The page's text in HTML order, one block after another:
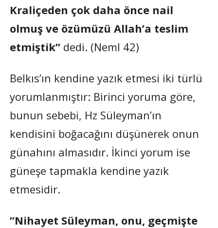
Kraliçeden çok daha önce nail
olmuş ve özümüzü Allah’a teslim
etmiştik” dedi. (Neml 42)
Belkıs’ın kendine yazık etmesi iki türlü
yorumlanmıştır: Birinci yoruma göre,
bunun sebebi, Hz Süleyman’ın
kendisini boğacağını düşünerek onun
günahını almasıdır. İkinci yorum ise
güneşe tapmakla kendine yazık
etmesidir.
”Nihayet Süleyman, onu, geçmişte